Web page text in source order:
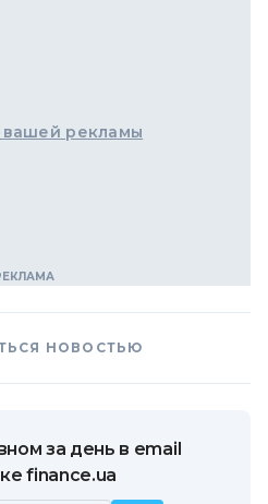
рекламы
НОВОСТЬЮ
за день в email
finance.ua